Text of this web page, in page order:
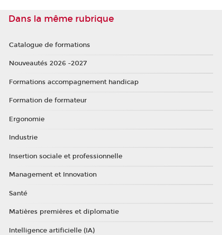
Dans la même rubrique
Catalogue de formations
Nouveautés 2026 -2027
Formations accompagnement handicap
Formation de formateur
Ergonomie
Industrie
Insertion sociale et professionnelle
Management et Innovation
Santé
Matières premières et diplomatie
Intelligence artificielle (IA)